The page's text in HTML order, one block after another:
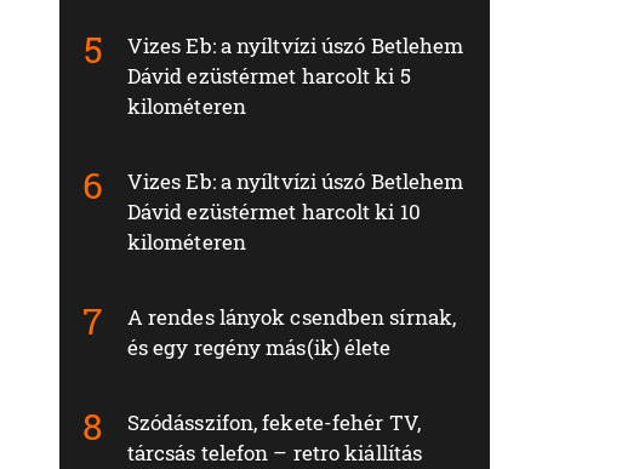
Vizes Eb: a nyíltvízi úszó Betlehem
Dávid ezüstérmet harcolt ki 5
kilométeren
Vizes Eb: a nyíltvízi úszó Betlehem
Dávid ezüstérmet harcolt ki 10
kilométeren
A rendes lányok csendben sírnak,
és egy regény más(ik) élete
Szódásszifon, fekete-fehér TV,
tárcsás telefon – retro kiállítás